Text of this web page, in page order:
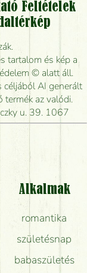
hogy még ma
a csokrot, és
van?
a csokor?
Feltételek
tartalom és kép a
© alatt áll.
céljából AI generált
termék az valódi.
u. 39. 1067
Alkalmak
romantika
születésnap
babaszületés